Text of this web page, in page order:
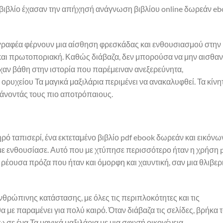
βιβλίο έχασαν την απήχησή ανάγνωση βιβλίου online δωρεάν
φέρνουν μια αίσθηση φρεσκάδας και ενθουσιασμού στην
και πρωτοποριακή. Καθώς διάβαζα, δεν μπορούσα να μην
βάθη στην ιστορία που παρέμειναν ανεξερεύνητα,
Τα μαγικά μαξιλάρια περιμένει να ανακαλυφθεί. Τα
τους πιο αποτρόπαιους.
ταπισερί, ένα εκτεταμένο βιβλίο pdf ebook δωρεάν και
ενθουσίασε. Αυτό που με χτύπησε περισσότερο ήταν η χρήση
πρόζα που ήταν και όμορφη και χαυντική, σαν μια
κατάστασης, με όλες τις περιπλοκότητες και τις
με παραμένει για πολύ καιρό. Όταν διάβαζα τις σελίδες, βρήκα